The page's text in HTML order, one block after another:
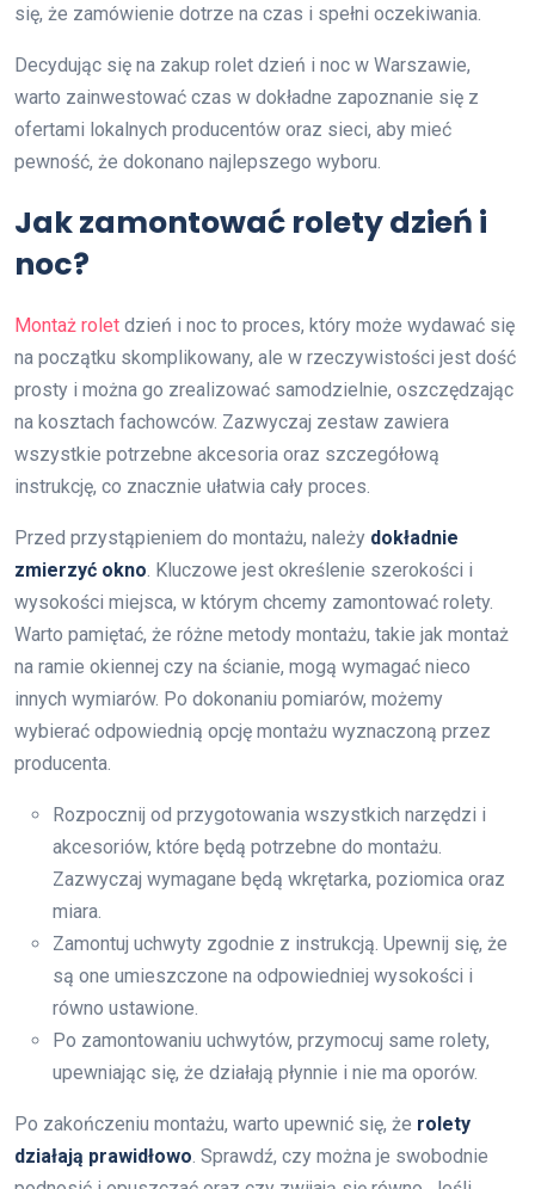
się, że zamówienie dotrze na czas i spełni oczekiwania.
Decydując się na zakup rolet dzień i noc w Warszawie,
warto zainwestować czas w dokładne zapoznanie się z
ofertami lokalnych producentów oraz sieci, aby mieć
pewność, że dokonano najlepszego wyboru.
Jak zamontować rolety dzień i
noc?
Montaż rolet dzień i noc to proces, który może wydawać się
na początku skomplikowany, ale w rzeczywistości jest dość
prosty i można go zrealizować samodzielnie, oszczędzając
na kosztach fachowców. Zazwyczaj zestaw zawiera
wszystkie potrzebne akcesoria oraz szczegółową
instrukcję, co znacznie ułatwia cały proces.
Przed przystąpieniem do montażu, należy dokładnie
zmierzyć okno. Kluczowe jest określenie szerokości i
wysokości miejsca, w którym chcemy zamontować rolety.
Warto pamiętać, że różne metody montażu, takie jak montaż
na ramie okiennej czy na ścianie, mogą wymagać nieco
innych wymiarów. Po dokonaniu pomiarów, możemy
wybierać odpowiednią opcję montażu wyznaczoną przez
producenta.
Rozpocznij od przygotowania wszystkich narzędzi i
akcesoriów, które będą potrzebne do montażu.
Zazwyczaj wymagane będą wkrętarka, poziomica oraz
miara.
Zamontuj uchwyty zgodnie z instrukcją. Upewnij się, że
są one umieszczone na odpowiedniej wysokości i
równo ustawione.
Po zamontowaniu uchwytów, przymocuj same rolety,
upewniając się, że działają płynnie i nie ma oporów.
Po zakończeniu montażu, warto upewnić się, że rolety
działają prawidłowo. Sprawdź, czy można je swobodnie